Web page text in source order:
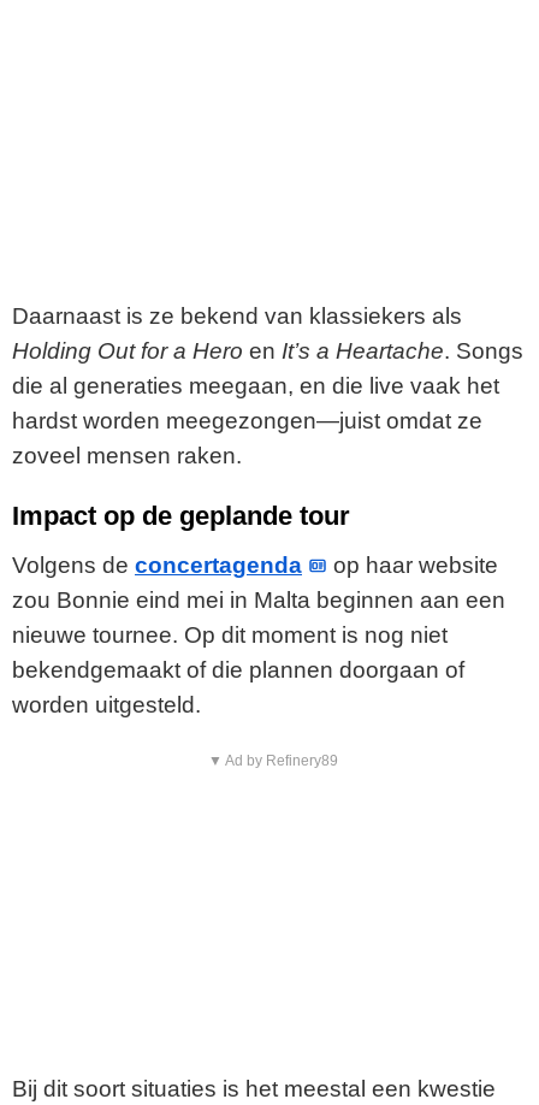
Daarnaast is ze bekend van klassiekers als
Holding Out for a Hero en It’s a Heartache. Songs
die al generaties meegaan, en die live vaak het
hardst worden meegezongen—juist omdat ze
zoveel mensen raken.
Impact op de geplande tour
Volgens de concertagenda
op haar website
zou Bonnie eind mei in Malta beginnen aan een
nieuwe tournee. Op dit moment is nog niet
bekendgemaakt of die plannen doorgaan of
worden uitgesteld.
▼ Ad by Refinery89
Bij dit soort situaties is het meestal een kwestie